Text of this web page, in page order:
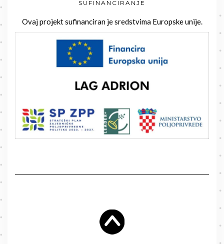
SUFINANCIRANJE
Ovaj projekt sufinanciran je sredstvima Europske unije.